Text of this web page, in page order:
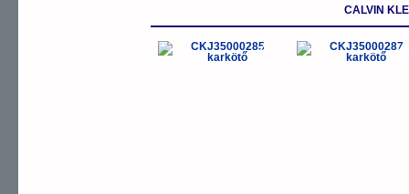
CALVIN
-40% -